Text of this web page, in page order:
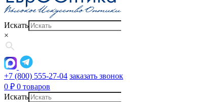
Искать
×
+7 (800) 555-27-04 заказать звонок
0 ₽ 0 товаров
Искать